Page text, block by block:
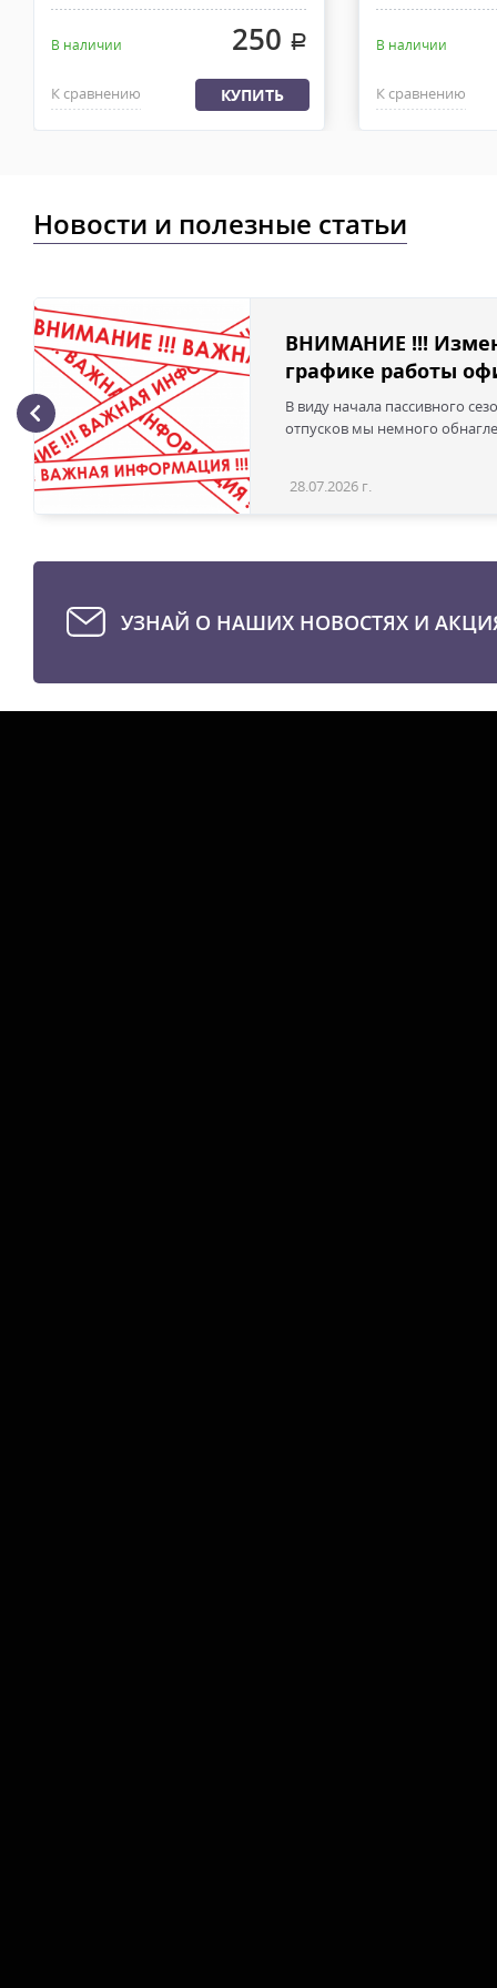
В наличии 250 .
К сравнению КУПИТЬ
В наличии
К сравнению
Новости и полезные статьи
ВНИМАНИЕ !!!
графике работы
В виду начала пассивного
отпусков мы немного
28.07.2026 г.
УЗНАЙ О НАШИХ НОВОСТЯХ И